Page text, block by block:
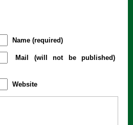
Name (required)
Mail (will not be published)
Website